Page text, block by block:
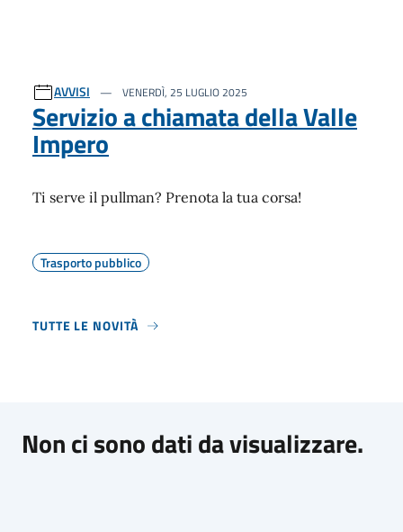
AVVISI VENERDÌ, 25 LUGLIO 2025
Servizio a chiamata della Valle
Impero
Ti serve il pullman? Prenota la tua corsa!
Trasporto pubblico
TUTTE LE NOVITÀ
Non ci sono dati da visualizzare.